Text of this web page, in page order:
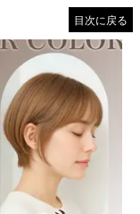
目次に戻る